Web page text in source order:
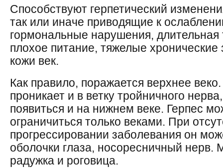
Способствуют герпетический
так или иначе приводящие к
гормональные нарушения, длительная
плохое питание, тяжелые
кожи век.
Как правило, поражается верхнее
проникает и в ветку тройничного
появиться и на нижнем веке. Герпес
ограничиться только веками. При
прогрессировании заболевания он
оболочки глаза, носоресничный нерв.
радужка и роговица.